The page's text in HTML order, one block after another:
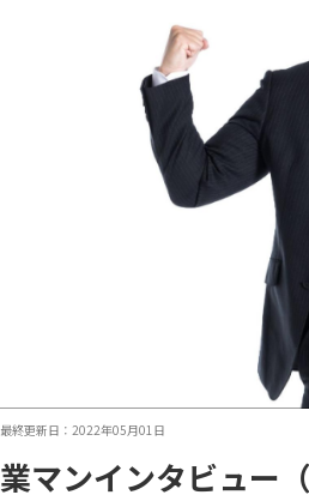
更新日：2022年05月01日
マンインタビュー